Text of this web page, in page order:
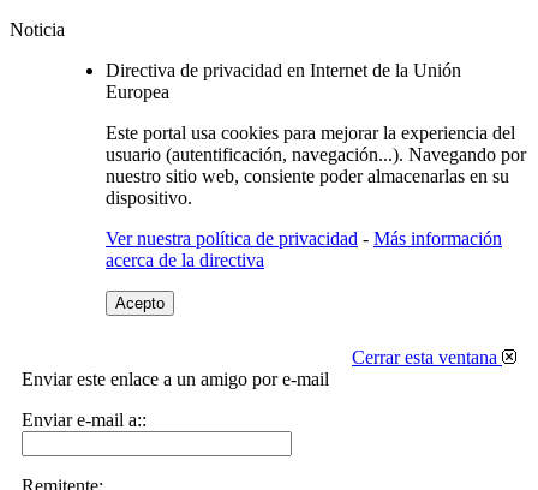
Noticia
Directiva de privacidad en Internet de la Unión
Europea
Este portal usa cookies para mejorar la experiencia del
usuario (autentificación, navegación...). Navegando por
nuestro sitio web, consiente poder almacenarlas en su
dispositivo.
Ver nuestra política de privacidad - Más información
acerca de la directiva
Acepto
Cerrar esta ventana
Enviar este enlace a un amigo por e-mail
Enviar e-mail a::
Remitente: